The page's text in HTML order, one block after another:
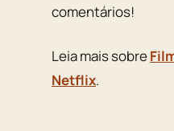
comentários!
Leia mais sobre
Netflix.